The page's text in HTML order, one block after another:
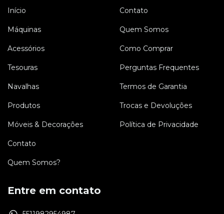
Início
Máquinas
Acessórios
Tesouras
Navalhas
Produtos
Móveis & Decorações
Contato
Quem Somos?
Contato
Quem Somos
Como Comprar
Perguntas Frequentes
Termos de Garantia
Trocas e Devoluções
Política de Privacidade
Entre em contato